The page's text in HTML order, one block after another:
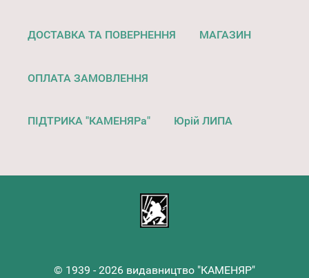
ДОСТАВКА ТА ПОВЕРНЕННЯ МАГАЗИН
ОПЛАТА ЗАМОВЛЕННЯ
ПІДТРИКА "КАМЕНЯРа" Юрій ЛИПА
© 1939 - 2026 видавництво "КАМЕНЯР"